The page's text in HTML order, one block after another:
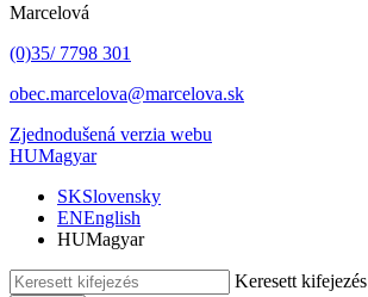
Marcelová
(0)35/ 7798 301
obec.marcelova@marcelova.sk
Zjednodušená verzia webu
HUMagyar
SKSlovensky
ENEnglish
HUMagyar
Keresett kifejezés